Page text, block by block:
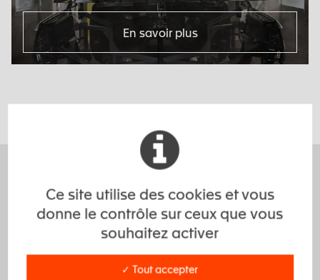
En savoir plus
Une performance démultipliée.
Grâce à leurs propriétés physicomécaniques, les
élastomères, lorsqu’ils sont parfaitement
sélectionnés, surpassent la plupart des autres
matériaux en durabilité et performance.
Ce site utilise des cookies et vous
donne le contrôle sur ceux que vous
souhaitez activer
✓ Tout accepter